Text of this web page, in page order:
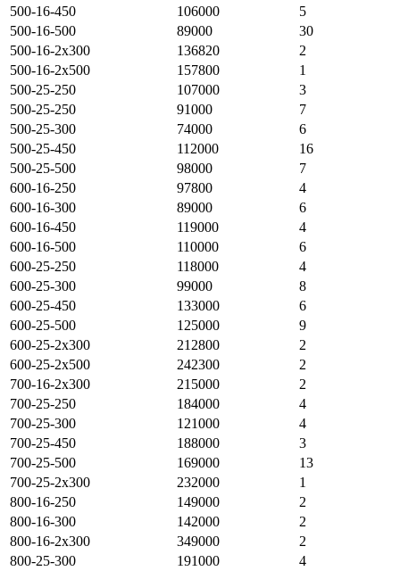
500-16-450
106000
5
500-16-500
89000
30
500-16-2х300
136820
2
500-16-2х500
157800
1
500-25-250
107000
3
500-25-250
91000
7
500-25-300
74000
6
500-25-450
112000
16
500-25-500
98000
7
600-16-250
97800
4
600-16-300
89000
6
600-16-450
119000
4
600-16-500
110000
6
600-25-250
118000
4
600-25-300
99000
8
600-25-450
133000
6
600-25-500
125000
9
600-25-2х300
212800
2
600-25-2х500
242300
2
700-16-2х300
215000
2
700-25-250
184000
4
700-25-300
121000
4
700-25-450
188000
3
700-25-500
169000
13
700-25-2х300
232000
1
800-16-250
149000
2
800-16-300
142000
2
800-16-2х300
349000
2
800-25-300
191000
4